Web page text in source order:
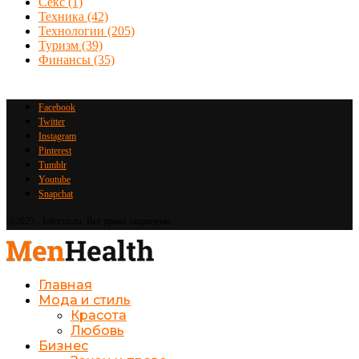
Техника (42)
Технологии (205)
Туризм (39)
Финансы (35)
Facebook
Twitter
Instagram
Pinterest
Tumblr
Youtube
Snapchat
Главная
Мода и стиль
Красота
Любовь
Бизнес